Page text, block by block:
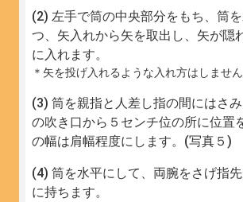
左手で筒の中央部分をもち、筒
つ、矢入れから矢を取出し、矢が隠
に入れます。
＊矢を投げ入れるような入れ方はしません
筒を親指と人差し指の間にはさ
の吹き口から５センチ位の所に位置
の幅は肩幅程度にします。(写真５)
筒を水平にして、両腕をさげ指
に持ちます。